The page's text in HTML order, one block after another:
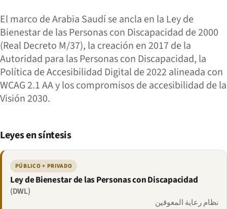
El marco de Arabia Saudí se ancla en la Ley de
Bienestar de las Personas con Discapacidad de 2000
(Real Decreto M/37), la creación en 2017 de la
Autoridad para las Personas con Discapacidad, la
Política de Accesibilidad Digital de 2022 alineada con
WCAG 2.1 AA y los compromisos de accesibilidad de la
Visión 2030.
Leyes en síntesis
PÚBLICO + PRIVADO
Ley de Bienestar de las Personas con Discapacidad
(DWL)
نظام رعاية المعوقين